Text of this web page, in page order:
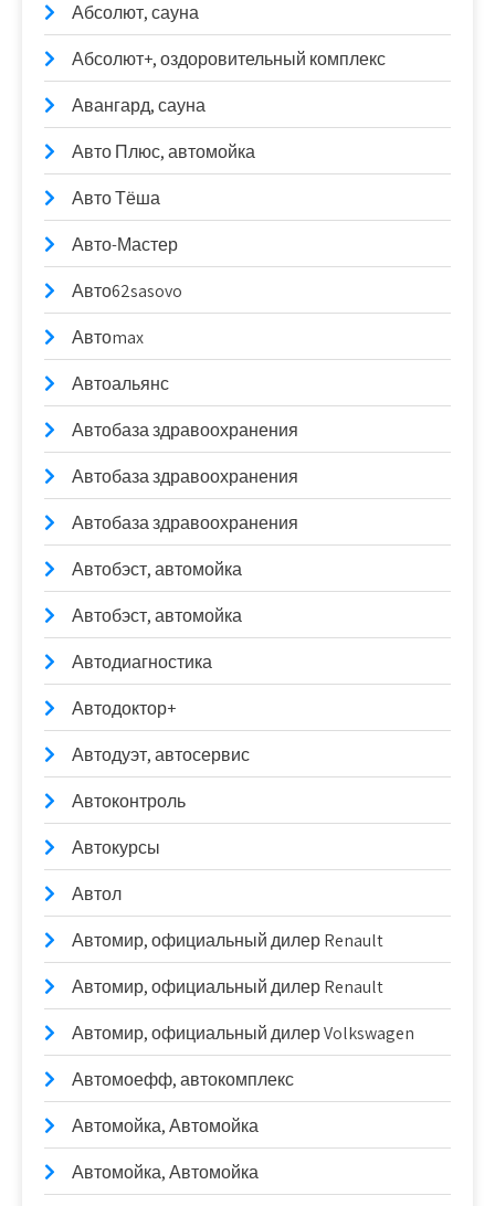
Абсолют, сауна
Абсолют+, оздоровительный комплекс
Авангард, сауна
Авто Плюс, автомойка
Авто Тёша
Авто-Мастер
Авто62sasovo
Автоmax
Автоальянс
Автобаза здравоохранения
Автобаза здравоохранения
Автобаза здравоохранения
Автобэст, автомойка
Автобэст, автомойка
Автодиагностика
Автодоктор+
Автодуэт, автосервис
Автоконтроль
Автокурсы
Автол
Автомир, официальный дилер Renault
Автомир, официальный дилер Renault
Автомир, официальный дилер Volkswagen
Автомоефф, автокомплекс
Автомойка, Автомойка
Автомойка, Автомойка